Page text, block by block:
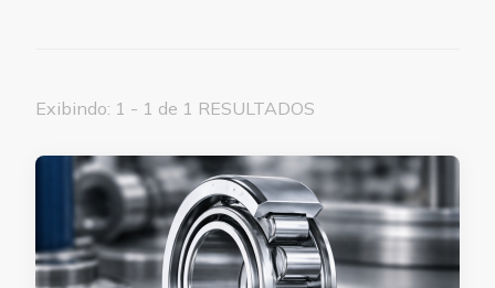
Exibindo: 1 - 1 de 1 RESULTADOS